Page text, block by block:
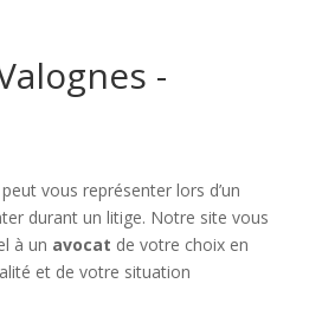
-
vous représenter lors d’un
durant un litige. Notre site vous
à un avocat de votre choix en
et de votre situation